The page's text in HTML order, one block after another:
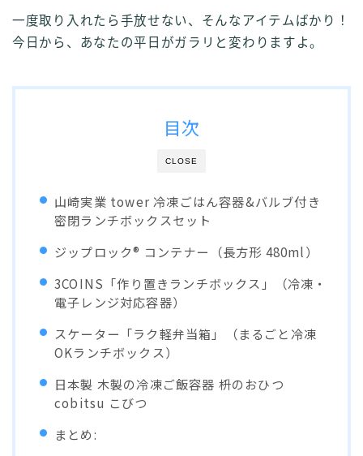
一度取り入れたら手放せない、そんなアイテムばかり！
今日から、あなたの平日がガラリと変わりますよ。
CLOSE
目次
山崎実業 tower 冷凍ごはん容器&バルブ付き
密閉ランチボックスセット
ジップロック® コンテナー（長方形 480ml）
3COINS「作り置きランチボックス」（冷凍・
電子レンジ対応容器）
スケーター「ラク軽弁当箱」（まるごと冷凍
OKランチボックス）
日本製 木製の冷凍ご飯容器 枡のおひつ
cobitsu こびつ
まとめ: